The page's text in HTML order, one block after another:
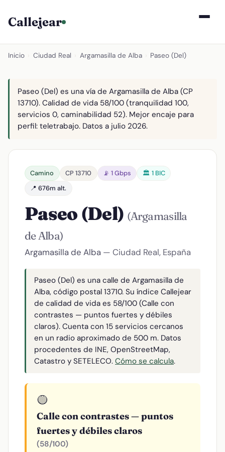
Callejear
Inicio Ciudad Real Argamasilla de Alba Paseo (Del)
Paseo (Del) es una vía de Argamasilla de Alba (CP
13710). Calidad de vida 58/100 (tranquilidad 100,
servicios 0, caminabilidad 52). Mejor encaje para
perfil: teletrabajo. Datos a julio 2026.
Camino CP 13710 📡 1 Gbps
🏛️ 1 BIC
📍 676m alt.
Paseo (Del) (Argamasilla
de Alba)
Argamasilla de Alba — Ciudad Real, España
Paseo (Del) es una calle de Argamasilla de
Alba, código postal 13710. Su índice Callejear
de calidad de vida es 58/100 (Calle con
contrastes — puntos fuertes y débiles
claros). Cuenta con 15 servicios cercanos
en un radio aproximado de 500 m. Datos
procedentes de INE, OpenStreetMap,
Catastro y SETELECO. Cómo se calcula.
🟡
Calle con contrastes — puntos
fuertes y débiles claros
(58/100)